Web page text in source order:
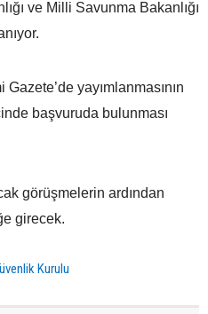
ve Milli Savunma Bakanlığı
yayımlanmasının
başvuruda bulunması
görüşmelerin ardından
girecek.
Kurulu